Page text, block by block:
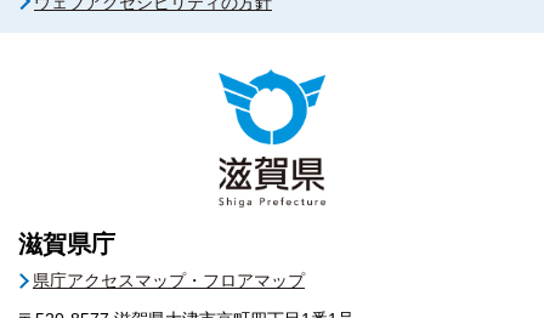
滋賀県庁
県庁アクセスマップ・フロアマップ